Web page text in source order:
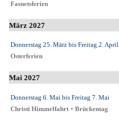
Fasnetsferien
März 2027
Donnerstag 25. März bis Freitag 2. April
Osterferien
Mai 2027
Donnerstag 6. Mai bis Freitag 7. Mai
Christi Himmelfahrt + Brückentag